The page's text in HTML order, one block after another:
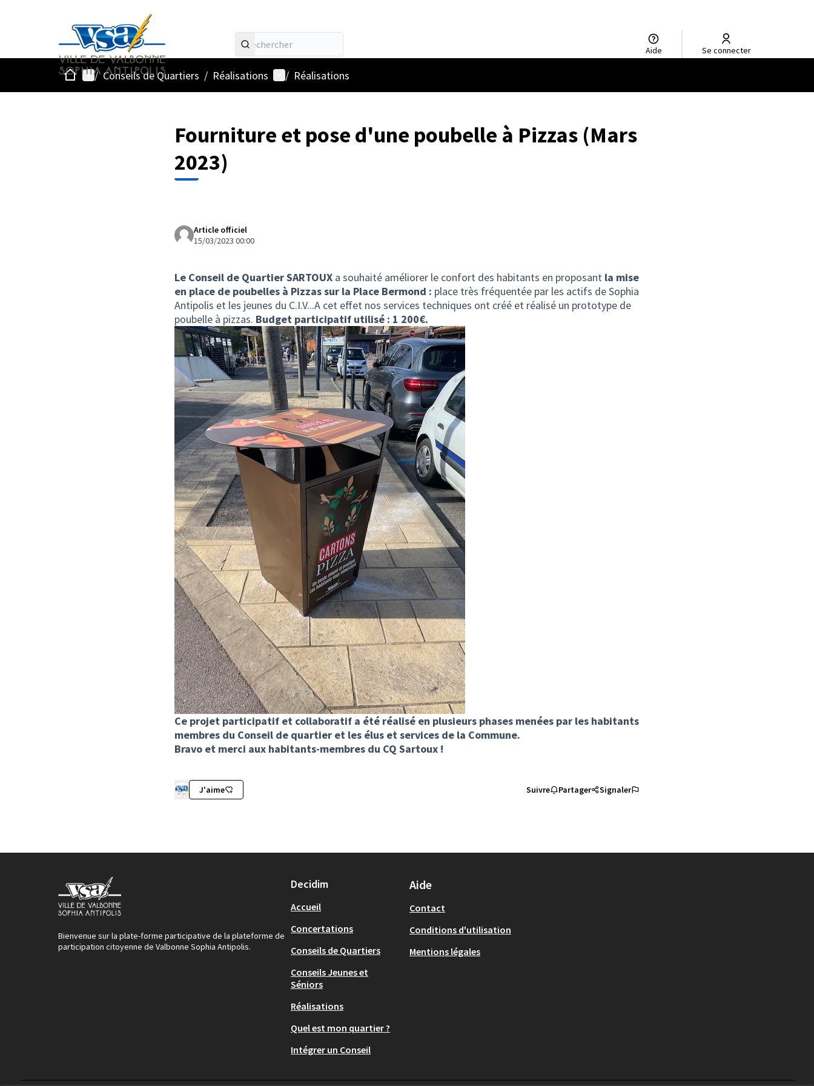
Aide Se connecter
AccueilMenu principal
/ Conseils de Quartiers / Réalisations Menu utilisateur
/ Réalisations
Fourniture et pose d'une poubelle à Pizzas (Mars
2023)
Article officiel
15/03/2023 00:00
Le Conseil de Quartier SARTOUX a souhaité améliorer le confort des habitants en proposant la mise
en place de poubelles à Pizzas sur la Place Bermond : place très fréquentée par les actifs de Sophia
Antipolis et les jeunes du C.I.V...A cet effet nos services techniques ont créé et réalisé un prototype de
poubelle à pizzas. Budget participatif utilisé : 1 200€.
Ce projet participatif et collaboratif a été réalisé en plusieurs phases menées par les habitants
membres du Conseil de quartier et les élus et services de la Commune.
Bravo et merci aux habitants-membres du CQ Sartoux !
J'aime Suivre Partager Signaler
Bienvenue sur la plate-forme participative de la plateforme de
participation citoyenne de Valbonne Sophia Antipolis.
Decidim
Accueil
Concertations
Conseils de Quartiers
Conseils Jeunes et
Séniors
Réalisations
Quel est mon quartier ?
Intégrer un Conseil
Aide
Contact
Conditions d'utilisation
Mentions légales